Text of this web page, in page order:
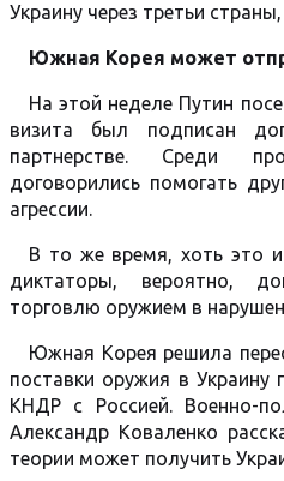
Украину через третьи
Южная Корея может
На этой неделе Путин
визита был подписан
партнерстве. Среди
договорились помогать
агрессии.
В то же время, хоть это
диктаторы, вероятно,
торговлю оружием в
Южная Корея решила
поставки оружия в Украину
КНДР с Россией. Военно-
Александр Коваленко
теории может получить